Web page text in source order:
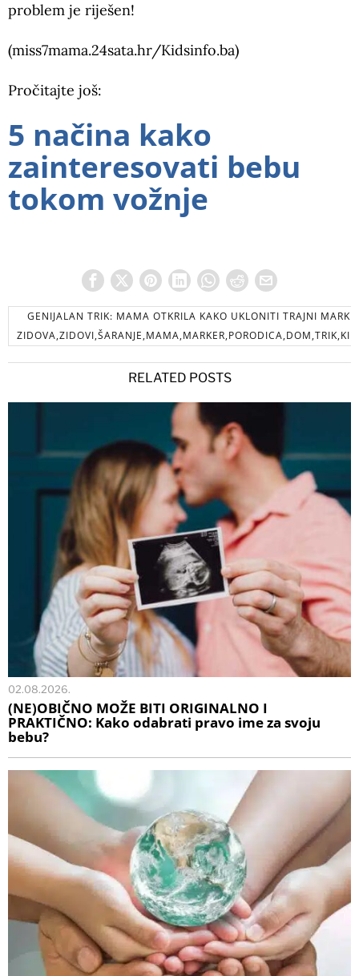
problem je riješen!
(miss7mama.24sata.hr/Kidsinfo.ba)
Pročitajte još:
5 načina kako
zainteresovati bebu
tokom vožnje
GENIJALAN TRIK: MAMA OTKRILA KAKO UKLONITI TRAJNI
RELATED POSTS
02.08.2026.
(NE)OBIČNO MOŽE BITI ORIGINALNO I
PRAKTIČNO: Kako odabrati pravo ime za svoju
bebu?